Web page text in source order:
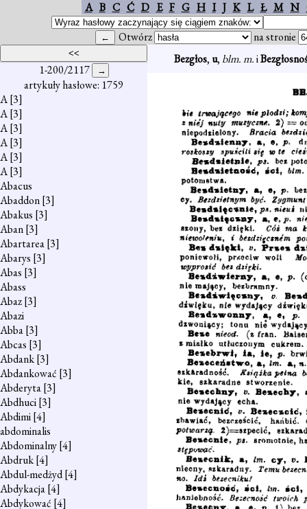
A B C Ć D E F G H I J K L Ł M N
Otwórz na stronie
1-200/2117
artykuły hasłowe: 1759
A[3]
A[3]
A[3]
A[3]
A[3]
A[3]
Abacus
Abaddon[3]
Abakus [3]
Aban[3]
Abartarea[3]
Abarys [3]
Abas [3]
Abass
Abaz[3]
Abazi
Abba[3]
Abcas [3]
Abdank[3]
Abdankować [3]
Abderyta[3]
Abdhuci[3]
Abdimi[4]
abdominalis
Abdominalny[4]
Abdruk[4]
Abdul-medżyd[4]
Abdykacja[4]
Abdykować [4]
Bezgłos, u, blm. m.i